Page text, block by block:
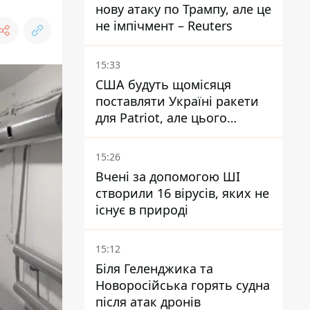
нову атаку по Трампу, але це
не імпічмент – Reuters
15:33
США будуть щомісяця
поставляти Україні ракети
для Patriot, але цього
недостатньо - Зеленський
15:26
Вчені за допомогою ШІ
створили 16 вірусів, яких не
існує в природі
15:12
Біля Геленджика та
Новоросійська горять судна
після атак дронів